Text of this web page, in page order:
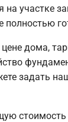
на участке
полностью
дома,
задать
стоимость